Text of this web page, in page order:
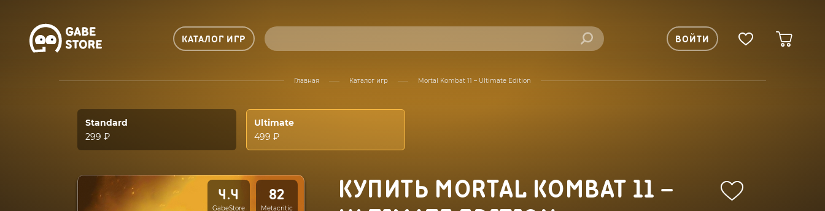
КАТАЛОГ ИГР ВОЙТИ
Главная Каталог игр Mortal Kombat 11 – Ultimate Edition
Standard
299 ₽
Ultimate
499 ₽
4.4
GabeStore
82
Metacritic
КУПИТЬ MORTAL KOMBAT 11 –